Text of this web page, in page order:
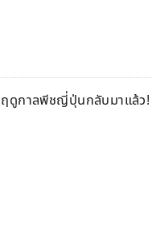
ฤดูกาลพีชญี่ปุ่นกลับมาแล้ว!